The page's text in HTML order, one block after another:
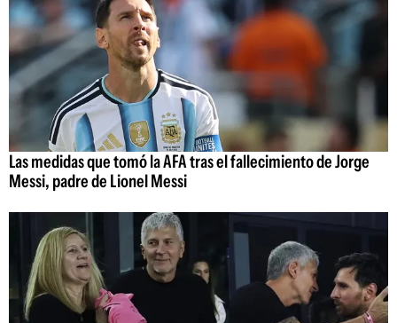
Las medidas que tomó la AFA tras el fallecimiento de Jorge
Messi, padre de Lionel Messi